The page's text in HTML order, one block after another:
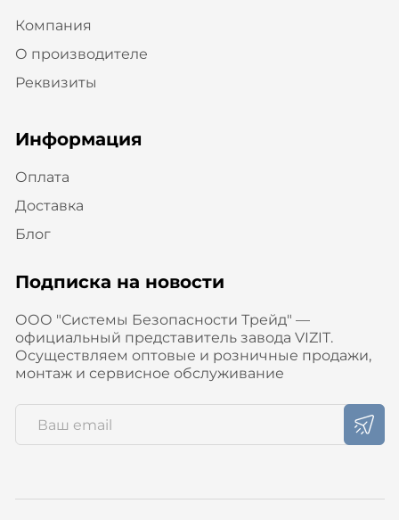
Компания
О производителе
Реквизиты
Информация
Оплата
Доставка
Блог
Подписка на новости
ООО "Системы Безопасности Трейд" —
официальный представитель завода VIZIT.
Осуществляем оптовые и розничные продажи,
монтаж и сервисное обслуживание